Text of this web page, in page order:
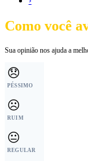
Como você
Sua opinião nos ajuda a
😞
PÉSSIMO
☹️
RUIM
😐
REGULAR